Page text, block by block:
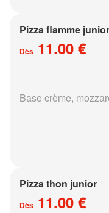
Pizza flamme junior
Dès 11.00 €
Base crème,
Pizza thon junior
Dès 11.00 €